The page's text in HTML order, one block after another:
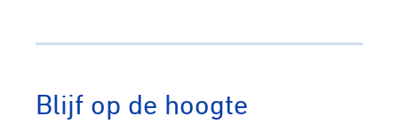
Blijf op de hoogte